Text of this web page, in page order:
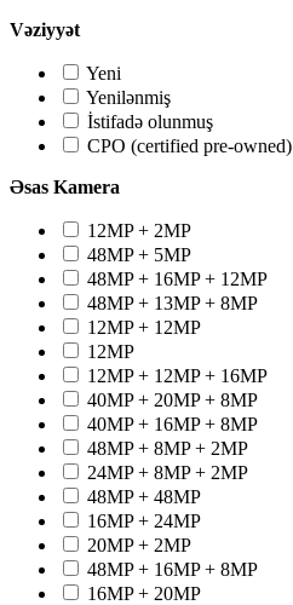
Vəziyyət
Yeni
Yenilənmiş
İstifadə olunmuş
CPO (certified pre-owned)
Əsas Kamera
12MP + 2MP
48MP + 5MP
48MP + 16MP + 12MP
48MP + 13MP + 8MP
12MP + 12MP
12MP
12MP + 12MP + 16MP
40MP + 20MP + 8MP
40MP + 16MP + 8MP
48MP + 8MP + 2MP
24MP + 8MP + 2MP
48MP + 48MP
16MP + 24MP
20MP + 2MP
48MP + 16MP + 8MP
16MP + 20MP